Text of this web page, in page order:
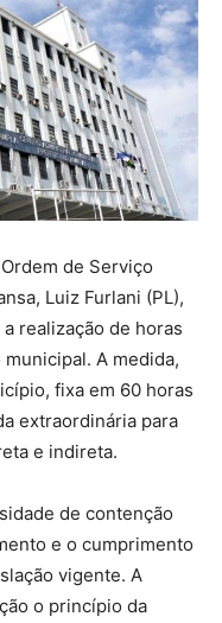
de Serviço
Luiz Furlani (PL),
realização de horas
A medida,
fixa em 60 horas
extraordinária para
e indireta.
de contenção
e o cumprimento
vigente. A
o princípio da